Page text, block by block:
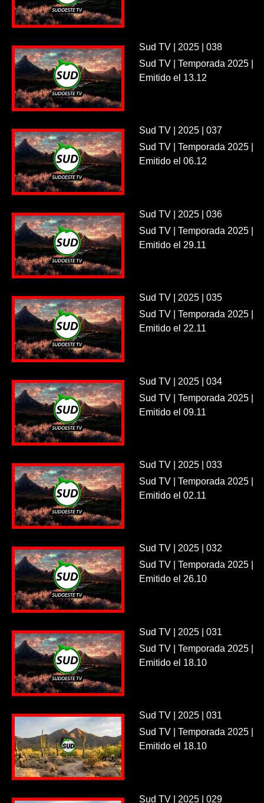
Sud TV | 2025 | 038
Sud TV | Temporada 2025 |
Emitido el 13.12
Sud TV | 2025 | 037
Sud TV | Temporada 2025 |
Emitido el 06.12
Sud TV | 2025 | 036
Sud TV | Temporada 2025 |
Emitido el 29.11
Sud TV | 2025 | 035
Sud TV | Temporada 2025 |
Emitido el 22.11
Sud TV | 2025 | 034
Sud TV | Temporada 2025 |
Emitido el 09.11
Sud TV | 2025 | 033
Sud TV | Temporada 2025 |
Emitido el 02.11
Sud TV | 2025 | 032
Sud TV | Temporada 2025 |
Emitido el 26.10
Sud TV | 2025 | 031
Sud TV | Temporada 2025 |
Emitido el 18.10
Sud TV | 2025 | 031
Sud TV | Temporada 2025 |
Emitido el 18.10
Sud TV | 2025 | 029